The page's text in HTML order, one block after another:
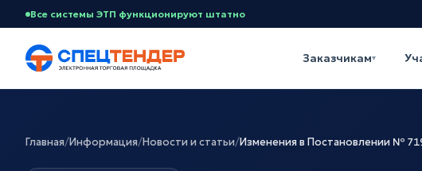
Все системы ЭТП функционируют штатно
Заказчикам▾
Главная/Информация/Новости и статьи/Изменения в Постановлении №